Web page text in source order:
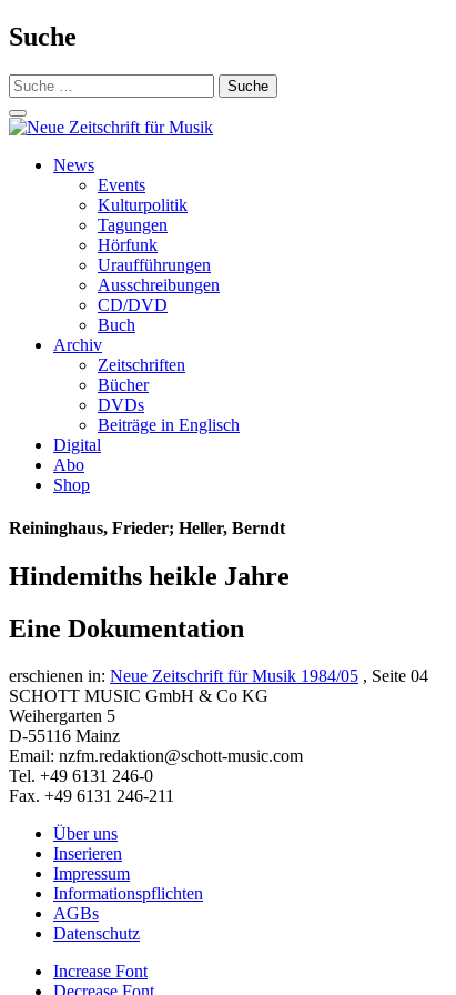
Suche
Suche
nach:
Schalte
Navigation
Zum
News
Events
Kulturpolitik
Tagungen
Hörfunk
Uraufführungen
Ausschreibungen
CD/DVD
Buch
Archiv
Zeitschriften
Bücher
DVDs
Beiträge in Englisch
Digital
Abo
Shop
Reininghaus, Frieder; Heller, Berndt
Hindemiths heikle Jahre
Eine Dokumentation
erschienen in: Neue Zeitschrift für Musik 1984/05 , Seite 04
SCHOTT MUSIC GmbH & Co KG
Weihergarten 5
D-55116 Mainz
Email: nzfm.redaktion@schott-music.com
Tel. +49 6131 246-0
Fax. +49 6131 246-211
Über uns
Inserieren
Impressum
Informationspflichten
AGBs
Datenschutz
Increase Font